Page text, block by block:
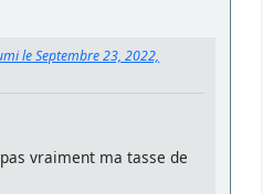
le Septembre 23, 2022,
vraiment ma tasse de